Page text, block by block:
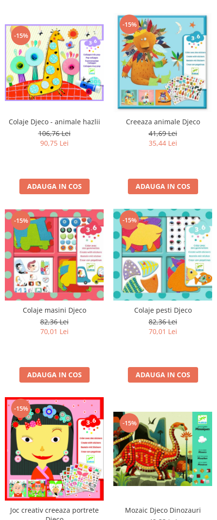
-15%
Colaje Djeco - animale hazlii
106,76 Lei
90,75 Lei
ADAUGA IN COS
-15%
Creeaza animale Djeco
41,69 Lei
35,44 Lei
ADAUGA IN COS
-15%
Colaje masini Djeco
82,36 Lei
70,01 Lei
ADAUGA IN COS
-15%
Colaje pesti Djeco
82,36 Lei
70,01 Lei
ADAUGA IN COS
-15%
Joc creativ creeaza portrete
-15%
Mozaic Djeco Dinozauri